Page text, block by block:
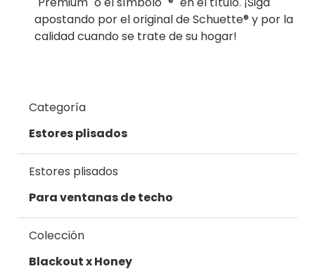
apostando por el original de Schuette® y por la
calidad cuando se trate de su hogar!
Categoría
Estores plisados
Estores plisados
Para ventanas de techo
Colección
Blackout x Honey